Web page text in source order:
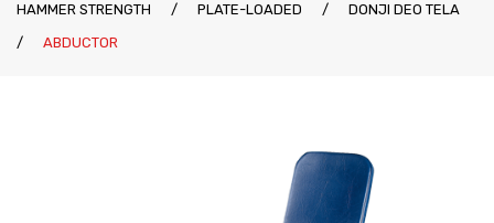
HAMMER STRENGTH
/ PLATE-LOADED /
DONJI DEO TELA
/
ABDUCTOR